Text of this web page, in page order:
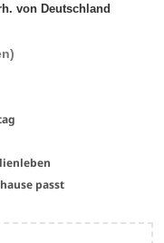
von Deutschland
passt